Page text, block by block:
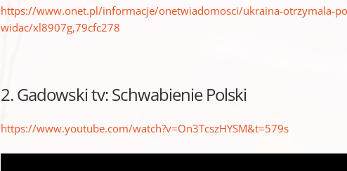
https://www.onet.pl/informacje/onetwiadomosci/ukraina-otrzymala-
widac/xl8907g,79cfc278
2. Gadowski tv: Schwabienie Polski
https://www.youtube.com/watch?v=On3TcszHYSM&t=579s